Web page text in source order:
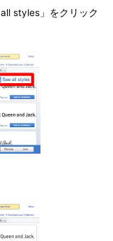
styles」をクリック